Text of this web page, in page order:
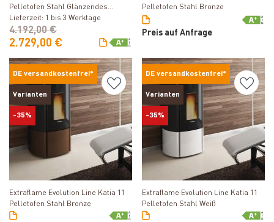
Pelletofen Stahl Glänzendes
Tortora
Lieferzeit: 1 bis 3 Werktage
2.729,00 €
4.192,00 €
Pelletofen Stahl Bronze
Preis auf Anfrage
DE versandkostenfrei*
Varianten
-35%
Produkt ansehen
Extraflame Evolution Line Katia 11
Pelletofen Stahl Bronze
DE versandkostenfrei*
Varianten
-35%
Produkt ansehen
Extraflame Evolution Line Katia 11
Pelletofen Stahl Weiß